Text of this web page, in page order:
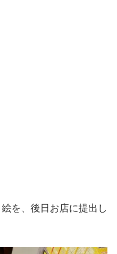
を、後日お店に提出し